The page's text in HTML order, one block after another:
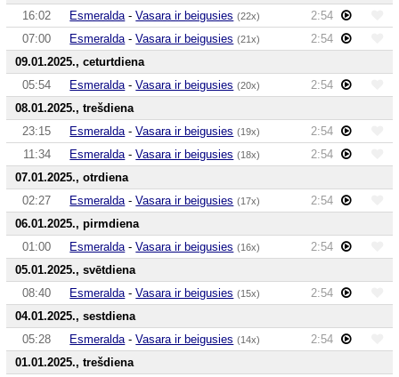
16:02
Esmeralda -Vasara ir beigusies (22x)
2:54
07:00
Esmeralda -Vasara ir beigusies (21x)
2:54
09.01.2025., ceturtdiena
05:54
Esmeralda -Vasara ir beigusies (20x)
2:54
08.01.2025., trešdiena
23:15
Esmeralda -Vasara ir beigusies (19x)
2:54
11:34
Esmeralda -Vasara ir beigusies (18x)
2:54
07.01.2025., otrdiena
02:27
Esmeralda -Vasara ir beigusies (17x)
2:54
06.01.2025., pirmdiena
01:00
Esmeralda -Vasara ir beigusies (16x)
2:54
05.01.2025., svētdiena
08:40
Esmeralda -Vasara ir beigusies (15x)
2:54
04.01.2025., sestdiena
05:28
Esmeralda -Vasara ir beigusies (14x)
2:54
01.01.2025., trešdiena